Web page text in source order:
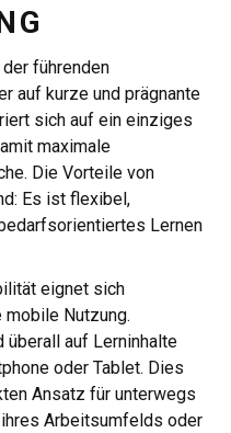
führenden
auf kurze und prägnante
sich auf ein einziges
maximale
Die Vorteile von
Es ist flexibel,
Lernen
eignet sich
Nutzung.
überall auf Lerninhalte
oder Tablet. Dies
Ansatz für unterwegs
Arbeitsumfelds oder